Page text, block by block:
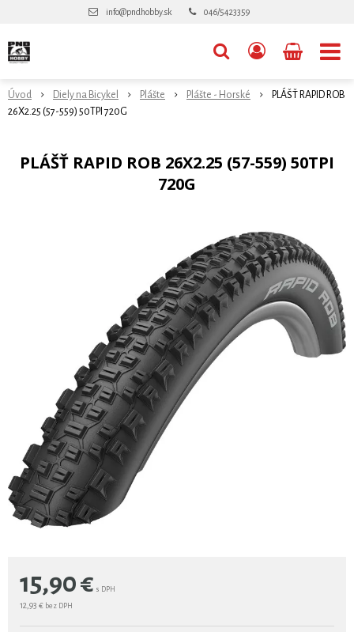
info@pndhobby.sk 046/5423359
Úvod Diely na Bicykel Plášte Plášte - Horské
PLÁŠŤ RAPID ROB
26X2.25 (57-559) 50TPI 720G
PLÁŠŤ RAPID ROB 26X2.25 (57-559) 50TPI
720G
15,90€ s DPH
12,93 € bez DPH